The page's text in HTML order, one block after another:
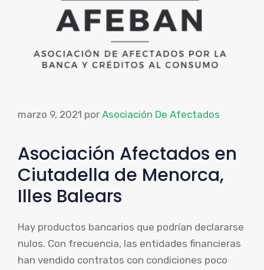
marzo 9, 2021 por Asociación De Afectados
Asociación Afectados en
Ciutadella de Menorca,
Illes Balears
Hay productos bancarios que podrían declararse
nulos. Con frecuencia, las entidades financieras
han vendido contratos con condiciones poco